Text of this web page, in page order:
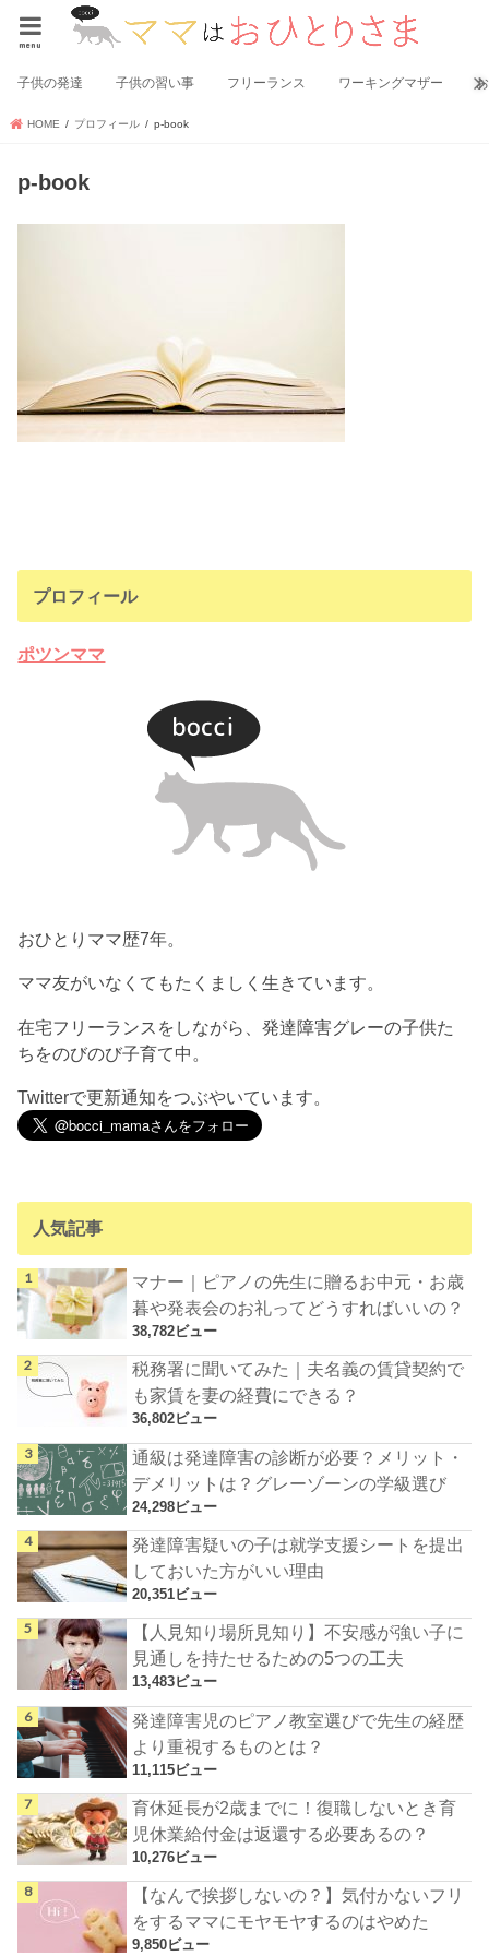
menu
子供の発達 子供の習い事 フリーランス ワーキングマザー
HOME プロフィール p-book
p-book
プロフィール
ポツンママ
おひとりママ歴7年。
ママ友がいなくてもたくましく生きています。
在宅フリーランスをしながら、発達障害グレーの子供た
ちをのびのび子育て中。
Twitterで更新通知をつぶやいています。
人気記事
マナー｜ピアノの先生に贈るお中元・お歳
暮や発表会のお礼ってどうすればいいの？
38,782ビュー
税務署に聞いてみた｜夫名義の賃貸契約で
も家賃を妻の経費にできる？
36,802ビュー
通級は発達障害の診断が必要？メリット・
デメリットは？グレーゾーンの学級選び
24,298ビュー
発達障害疑いの子は就学支援シートを提出
しておいた方がいい理由
20,351ビュー
【人見知り場所見知り】不安感が強い子に
見通しを持たせるための5つの工夫
13,483ビュー
発達障害児のピアノ教室選びで先生の経歴
より重視するものとは？
11,115ビュー
育休延長が2歳までに！復職しないとき育
児休業給付金は返還する必要あるの？
10,276ビュー
【なんで挨拶しないの？】気付かないフリ
をするママにモヤモヤするのはやめた
9,850ビュー